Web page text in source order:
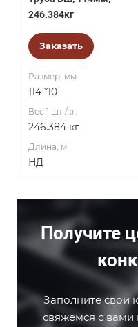
246.384кг
Заказать
Размер, мм
114 *10
Вес 1 шт./кг.
246.384 кг
Длина, м
НД
Получите
Заполните свои
свяжемся с вами